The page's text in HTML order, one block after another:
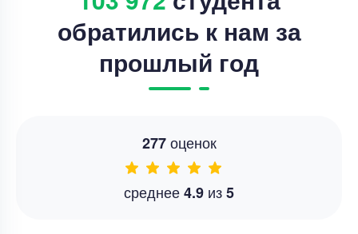
обратились к нам за
прошлый год
277оценок
среднее4.9 из5